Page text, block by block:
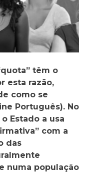
têm o
esta razão,
como se
Português). No
Estado a usa
com a
das
numa população